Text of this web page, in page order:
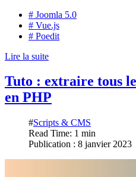
# Joomla 5.0
# Vue.js
# Poedit
Lire la suite
Tuto : extraire tous
en PHP
#Scripts & CMS
Read Time: 1 min
Publication : 8 janvier 2023